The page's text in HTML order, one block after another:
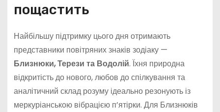
пощастить
Найбільшу підтримку цього дня отримають
представники повітряних знаків зодіаку —
Близнюки, Терези та Водолій. Їхня природна
відкритість до нового, любов до спілкування та
аналітичний склад розуму ідеально резонують із
меркуріанською вібрацією п’ятірки. Для Близнюків